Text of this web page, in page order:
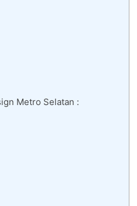
Metro Selatan :